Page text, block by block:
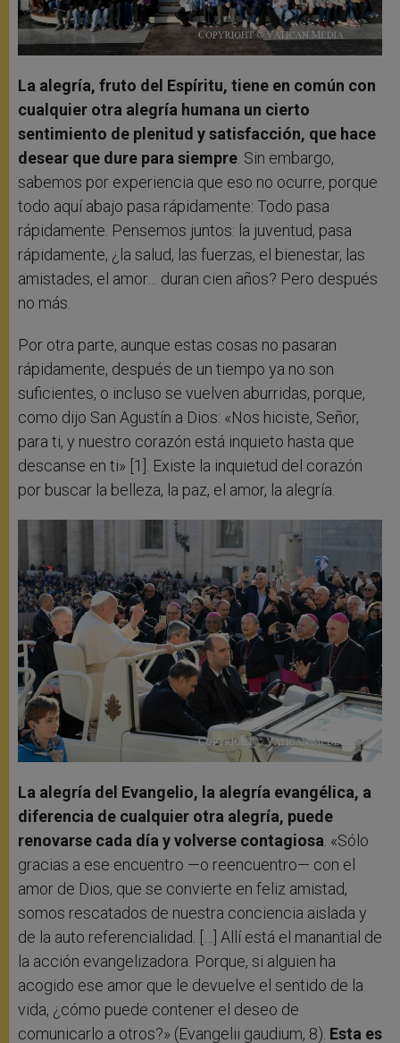
La alegría, fruto del Espíritu, tiene en común con
cualquier otra alegría humana un cierto
sentimiento de plenitud y satisfacción, que hace
desear que dure para siempre . Sin embargo,
sabemos por experiencia que eso no ocurre, porque
todo aquí abajo pasa rápidamente: Todo pasa
rápidamente. Pensemos juntos: la juventud, pasa
rápidamente, ¿la salud, las fuerzas, el bienestar, las
amistades, el amor… duran cien años? Pero después
no más.
Por otra parte, aunque estas cosas no pasaran
rápidamente, después de un tiempo ya no son
suficientes, o incluso se vuelven aburridas, porque,
como dijo San Agustín a Dios: «Nos hiciste, Señor,
para ti, y nuestro corazón está inquieto hasta que
descanse en ti» [1]. Existe la inquietud del corazón
por buscar la belleza, la paz, el amor, la alegría.
La alegría del Evangelio, la alegría evangélica, a
diferencia de cualquier otra alegría, puede
renovarse cada día y volverse contagiosa. «Sólo
gracias a ese encuentro —o reencuentro— con el
amor de Dios, que se convierte en feliz amistad,
somos rescatados de nuestra conciencia aislada y
de la auto referencialidad. […] Allí está el manantial de
la acción evangelizadora. Porque, si alguien ha
acogido ese amor que le devuelve el sentido de la
vida, ¿cómo puede contener el deseo de
comunicarlo a otros?» (Evangelii gaudium, 8). Esta es